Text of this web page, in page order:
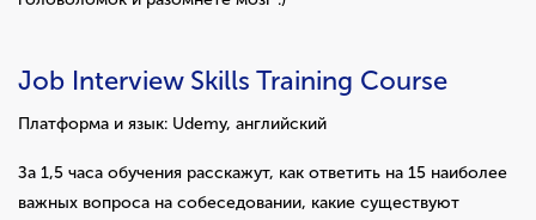
Job Interview Skills Training Course
Платформа и язык: Udemy, английский
За 1,5 часа обучения расскажут, как ответить на 15 наиболее
важных вопроса на собеседовании, какие существуют